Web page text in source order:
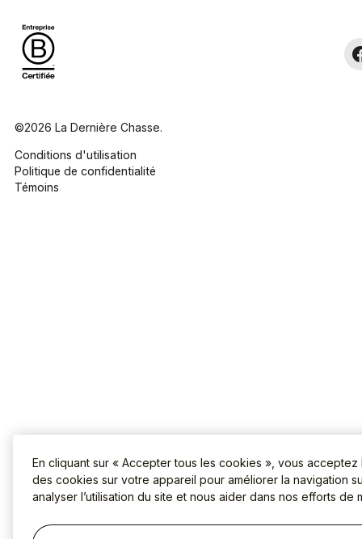
©2026 La Dernière Chasse.
Conditions d'utilisation
Politique de confidentialité
Témoins
En cliquant sur « Accepter tous les cookies », vous
des cookies sur votre appareil pour améliorer la navigation
analyser l’utilisation du site et nous aider dans nos efforts de